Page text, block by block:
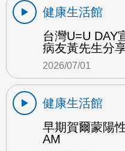
健康生活館
台灣U=U DAY
病友黃先生分
2026/07/01
健康生活館
早期賀爾蒙陽
AM